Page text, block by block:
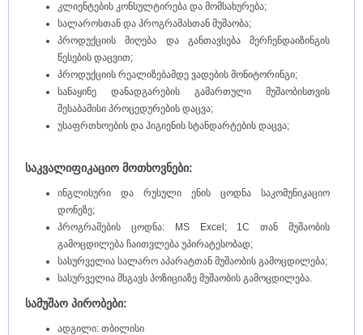
კლიენტების კონსულტირება და მომსახურება;
სალაროსთან და პროგრამასთან მუშაობა;
პროდუქციის მიღება და განთავსება მერჩენდაიზინგის
წესების დაცვით;
პროდუქციის რეალიზებამდე ვადების მონიტორინგი;
სანაყინე დანადგარების გამართული მუშაობისთვის
შესაბამისი პროცედურების დაცვა;
უსაფრთხოების და ჰიგიენის სტანდარტების დაცვა;
საკვალიფიკაციო მოთხოვნები:
ინგლისური და რუსული ენის ცოდნა საკომუნიკაციო
დონეზე;
პროგრამების ცოდნა: MS Excel; 1C თან მუშაობის
გამოცდილება ჩაითვლება უპირატესობად;
სასურველია სალარო აპარატთან მუშაობის გამოცდილება;
სასურველია მსგავს პოზიციაზე მუშაობის გამოცდილება.
სამუშაო პირობები:
ადგილი: თბილისი